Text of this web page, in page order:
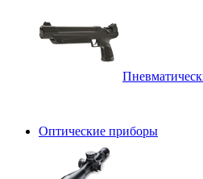
Оптические приборы